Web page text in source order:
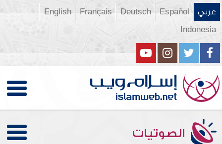
عربي Español
Deutsch
Français
English
Indonesia
الصوتيات